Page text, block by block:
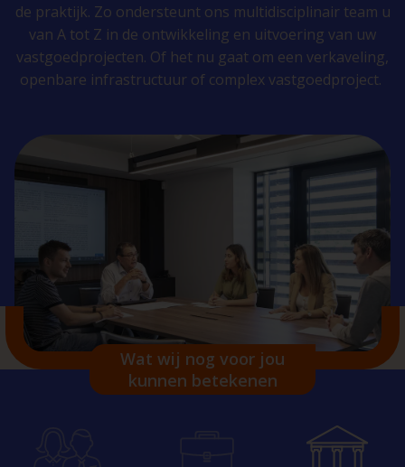
de praktijk. Zo ondersteunt ons multidisciplinair team u
van A tot Z in de ontwikkeling en uitvoering van uw
vastgoedprojecten. Of het nu gaat om een verkaveling,
openbare infrastructuur of complex vastgoedproject.
Wat wij nog voor jou
kunnen betekenen